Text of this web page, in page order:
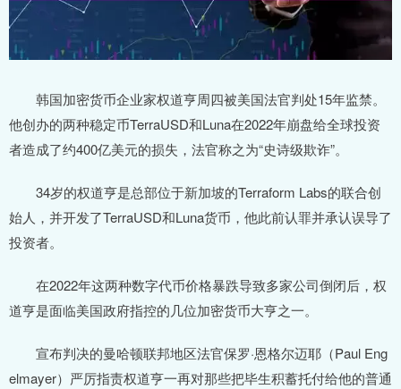
韩国加密货币企业家权道亨周四被美国法官判处15年监禁。
他创办的两种稳定币TerraUSD和Luna在2022年崩盘给全球投资
者造成了约400亿美元的损失，法官称之为“史诗级欺诈”。
34岁的权道亨是总部位于新加坡的Terraform Labs的联合创
始人，并开发了TerraUSD和Luna货币，他此前认罪并承认误导了
投资者。
在2022年这两种数字代币价格暴跌导致多家公司倒闭后，权
道亨是面临美国政府指控的几位加密货币大亨之一。
宣布判决的曼哈顿联邦地区法官保罗·恩格尔迈耶（Paul Eng
elmayer）严厉指责权道亨一再对那些把毕生积蓄托付给他的普通